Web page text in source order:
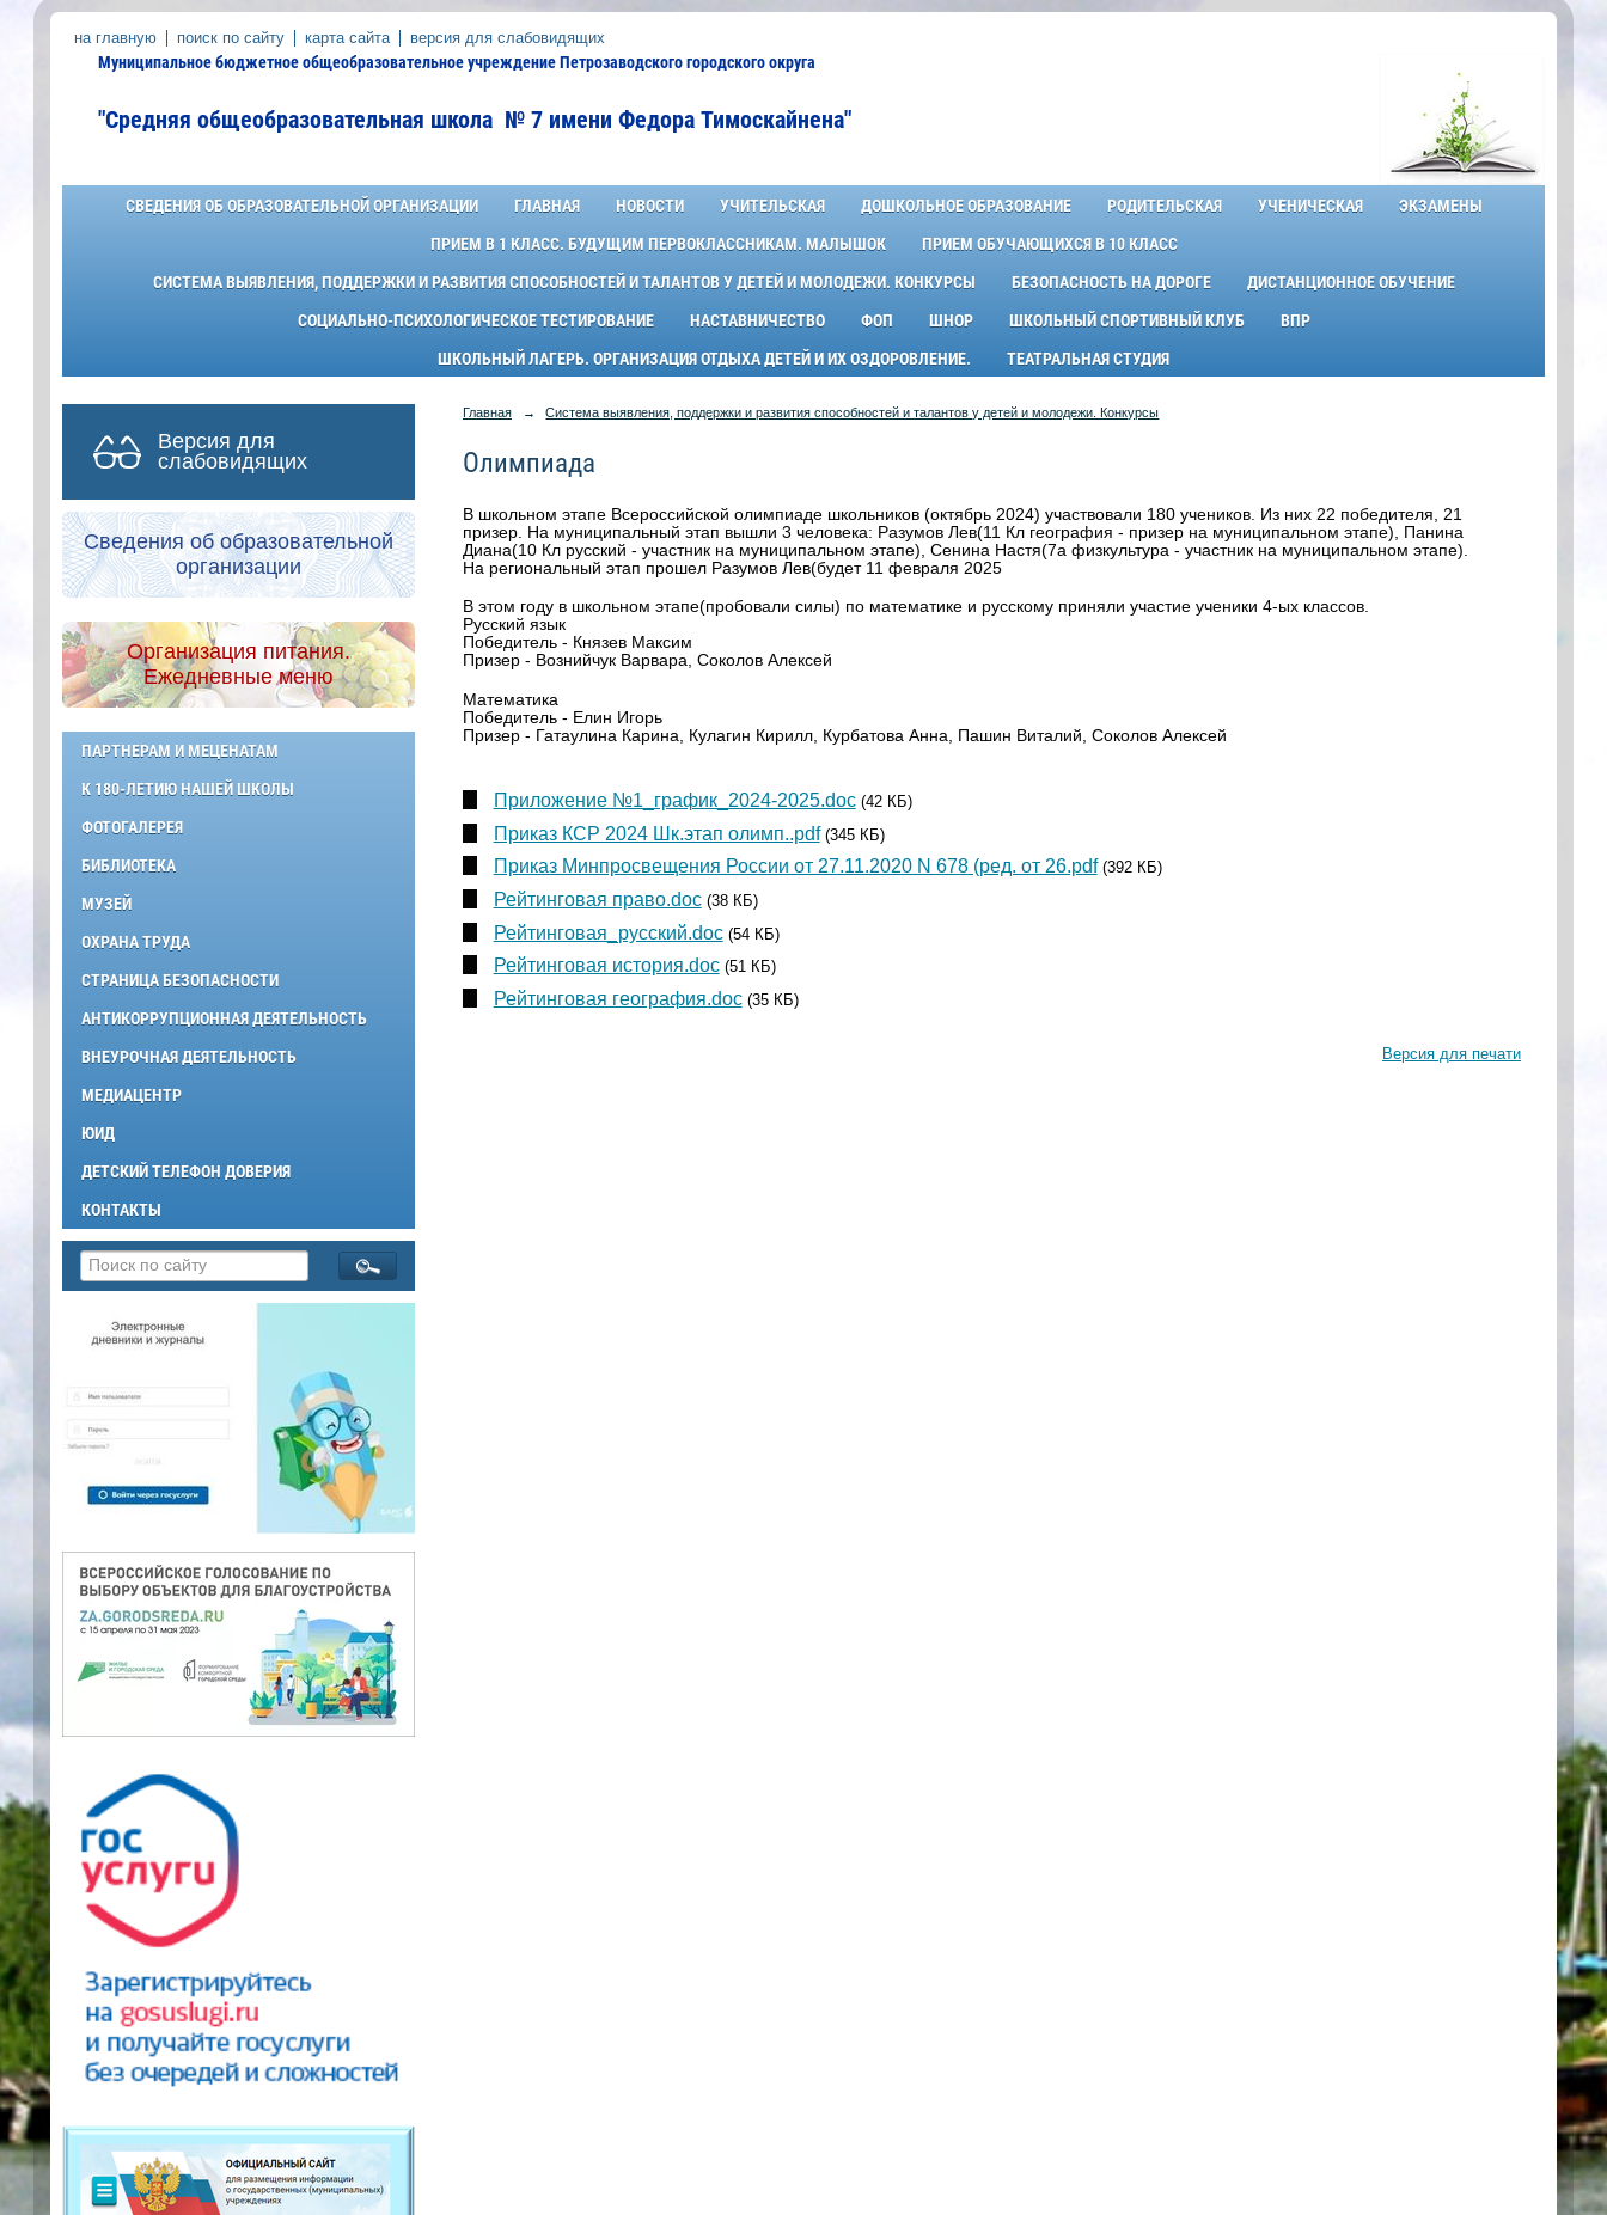
на главную поиск по сайту карта сайта версия для слабовидящих
Муниципальное бюджетное общеобразовательное учреждение Петрозаводского городского округа
"Средняя общеобразовательная школа № 7 имени Федора Тимоскайнена"
СВЕДЕНИЯ ОБ ОБРАЗОВАТЕЛЬНОЙ ОРГАНИЗАЦИИ ГЛАВНАЯ НОВОСТИ УЧИТЕЛЬСКАЯ ДОШКОЛЬНОЕ ОБРАЗОВАНИЕ РОДИТЕЛЬСКАЯ УЧЕНИЧЕСКАЯ
ЭКЗАМЕНЫ
ПРИЕМ В 1 КЛАСС. БУДУЩИМ ПЕРВОКЛАССНИКАМ. МАЛЫШОК
ПРИЕМ ОБУЧАЮЩИХСЯ В 10 КЛАСС
СИСТЕМА ВЫЯВЛЕНИЯ, ПОДДЕРЖКИ И РАЗВИТИЯ СПОСОБНОСТЕЙ И ТАЛАНТОВ У ДЕТЕЙ И МОЛОДЕЖИ. КОНКУРСЫ
БЕЗОПАСНОСТЬ НА ДОРОГЕ
ДИСТАНЦИОННОЕ ОБУЧЕНИЕ
СОЦИАЛЬНО-ПСИХОЛОГИЧЕСКОЕ ТЕСТИРОВАНИЕ
НАСТАВНИЧЕСТВО ФОП ШНОР ШКОЛЬНЫЙ СПОРТИВНЫЙ КЛУБ
ВПР
ШКОЛЬНЫЙ ЛАГЕРЬ. ОРГАНИЗАЦИЯ ОТДЫХА ДЕТЕЙ И ИХ ОЗДОРОВЛЕНИЕ.
ТЕАТРАЛЬНАЯ СТУДИЯ
Версия для
слабовидящих
Сведения об образовательной
организации
Организация питания.
Ежедневные меню
ПАРТНЕРАМ И МЕЦЕНАТАМ
К 180-ЛЕТИЮ НАШЕЙ ШКОЛЫ
ФОТОГАЛЕРЕЯ
БИБЛИОТЕКА
МУЗЕЙ
ОХРАНА ТРУДА
СТРАНИЦА БЕЗОПАСНОСТИ
АНТИКОРРУПЦИОННАЯ ДЕЯТЕЛЬНОСТЬ
ВНЕУРОЧНАЯ ДЕЯТЕЛЬНОСТЬ
МЕДИАЦЕНТР
ЮИД
ДЕТСКИЙ ТЕЛЕФОН ДОВЕРИЯ
КОНТАКТЫ
Главная → Система выявления, поддержки и развития способностей и талантов у детей и молодежи. Конкурсы
Олимпиада
В школьном этапе Всероссийской олимпиаде школьников (октябрь 2024) участвовали 180 учеников. Из них 22 победителя, 21
призер. На муниципальный этап вышли 3 человека: Разумов Лев(11 Кл география - призер на муниципальном этапе), Панина
Диана(10 Кл русский - участник на муниципальном этапе), Сенина Настя(7а физкультура - участник на муниципальном этапе).
На региональный этап прошел Разумов Лев(будет 11 февраля 2025
В этом году в школьном этапе(пробовали силы) по математике и русскому приняли участие ученики 4-ых классов.
Русский язык
Победитель - Князев Максим
Призер - Вознийчук Варвара, Соколов Алексей
Математика
Победитель - Елин Игорь
Призер - Гатаулина Карина, Кулагин Кирилл, Курбатова Анна, Пашин Виталий, Соколов Алексей
Приложение №1_график_2024-2025.doc (42 КБ)
Приказ КСР 2024 Шк.этап олимп..pdf (345 КБ)
Приказ Минпросвещения России от 27.11.2020 N 678 (ред. от 26.pdf (392 КБ)
Рейтинговая право.doc (38 КБ)
Рейтинговая_русский.doc (54 КБ)
Рейтинговая история.doc (51 КБ)
Рейтинговая география.doc (35 КБ)
Версия для печати